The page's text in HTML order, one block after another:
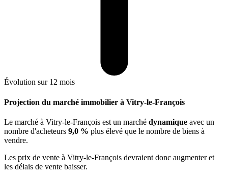
Évolution sur 12 mois
Projection du marché immobilier à Vitry-le-François
Le marché à Vitry-le-François est un marché dynamique avec un
nombre d'acheteurs 9,0 % plus élevé que le nombre de biens à
vendre.
Les prix de vente à Vitry-le-François devraient donc augmenteret
les délais de vente baisser.